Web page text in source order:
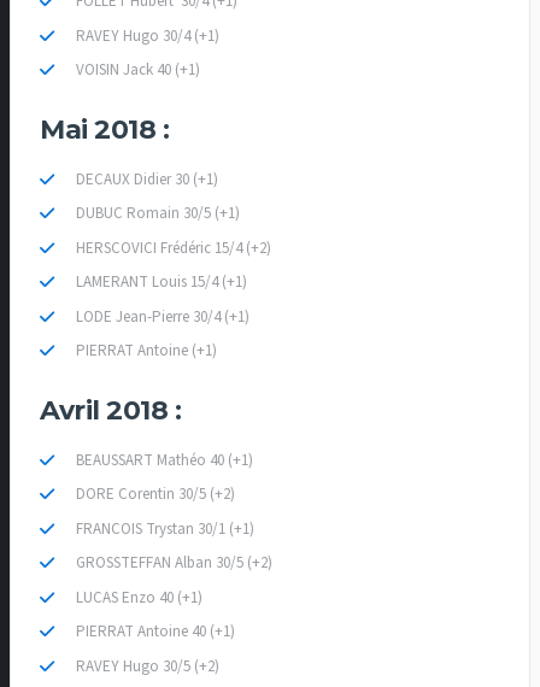
RAVEY Hugo 30/4 (+1)
VOISIN Jack 40 (+1)
Mai 2018 :
DECAUX Didier 30 (+1)
DUBUC Romain 30/5 (+1)
HERSCOVICI Frédéric 15/4 (+2)
LAMERANT Louis 15/4 (+1)
LODE Jean-Pierre 30/4 (+1)
PIERRAT Antoine (+1)
Avril 2018 :
BEAUSSART Mathéo 40 (+1)
DORE Corentin 30/5 (+2)
FRANCOIS Trystan 30/1 (+1)
GROSSTEFFAN Alban 30/5 (+2)
LUCAS Enzo 40 (+1)
PIERRAT Antoine 40 (+1)
RAVEY Hugo 30/5 (+2)